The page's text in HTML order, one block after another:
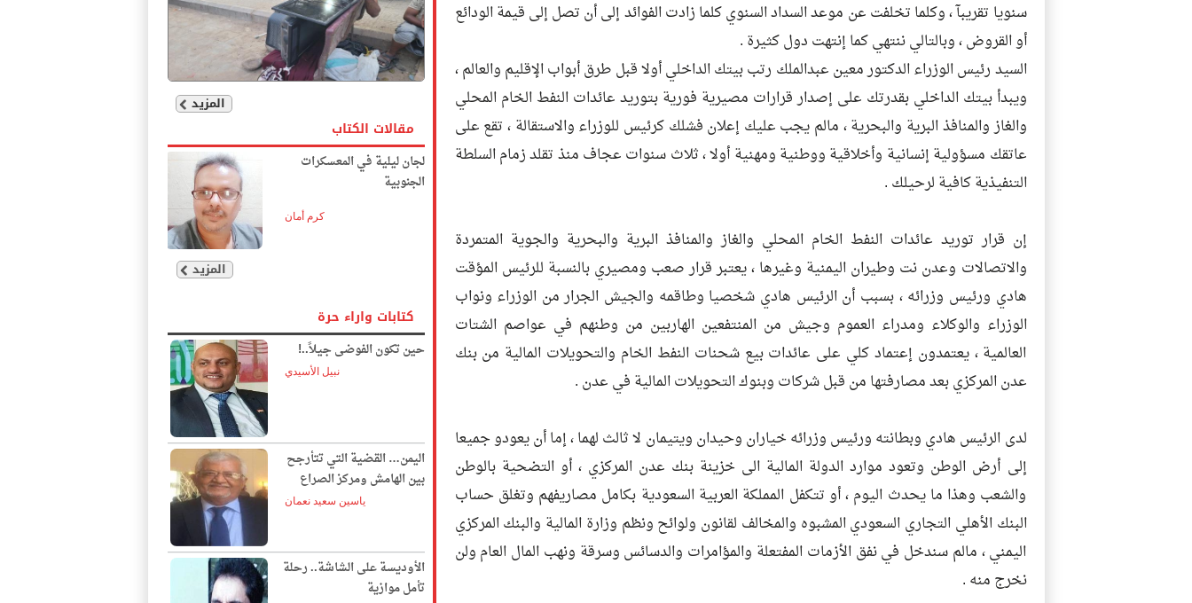
المزيد
مقالات الكتاب
لجان ليلية في المعسكرات
الجنوبية
كرم أمان
المزيد
كتابات واراء حرة
حين تكون الفوضى جيلاً..!
نبيل الأسيدي
اليمن… القضية التي تتأرجح
بين الهامش ومركز الصراع
ياسين سعيد نعمان
الأوديسة على الشاشة.. رحلة
تأمل موازية
سنويا تقريبآ ، وكلما تخلفت عن موعد السداد السنوي كلما زادت الفوائد إلى أن تصل إلى قيمة الودائع
أو القروض ، وبالتالي ننتهي كما إنتهت دول كثيرة .
السيد رئيس الوزراء الدكتور معين عبدالملك رتب بيتك الداخلي أولا قبل طرق أبواب الإقليم والعالم ،
ويبدأ بيتك الداخلي بقدرتك على إصدار قرارات مصيرية فورية بتوريد عائدات النفط الخام المحلي
والغاز والمنافذ البرية والبحرية ، مالم يجب عليك إعلان فشلك كرئيس للوزراء والاستقالة ، تقع على
عاتقك مسؤولية إنسانية وأخلاقية ووطنية ومهنية أولا ، ثلاث سنوات عجاف منذ تقلد زمام السلطة
التنفيذية كافية لرحيلك .
إن قرار توريد عائدات النفط الخام المحلي والغاز والمنافذ البرية والبحرية والجوية المتمردة
والاتصالات وعدن نت وطيران اليمنية وغيرها ، يعتبر قرار صعب ومصيري بالنسبة للرئيس المؤقت
هادي ورئيس وزرائه ، بسبب أن الرئيس هادي شخصيا وطاقمه والجيش الجرار من الوزراء ونواب
الوزراء والوكلاء ومدراء العموم وجيش من المنتفعين الهاربين من وطنهم في عواصم الشتات
العالمية ، يعتمدون إعتماد كلي على عائدات بيع شحنات النفط الخام والتحويلات المالية من بنك
عدن المركزي بعد مصارفتها من قبل شركات وبنوك التحويلات المالية في عدن .
لدى الرئيس هادي وبطانته ورئيس وزرائه خياران وحيدان ويتيمان لا ثالث لهما ، إما أن يعودو جميعا
إلى أرض الوطن وتعود موارد الدولة المالية الى خزينة بنك عدن المركزي ، أو التضحية بالوطن
والشعب وهذا ما يحدث اليوم ، أو تتكفل المملكة العربية السعودية بكامل مصاريفهم وتغلق حساب
البنك الأهلي التجاري السعودي المشبوه والمخالف لقانون ولوائح ونظم وزارة المالية والبنك المركزي
اليمني ، مالم سندخل في نفق الأزمات المفتعلة والمؤامرات والدسائس وسرقة ونهب المال العام ولن
نخرج منه .